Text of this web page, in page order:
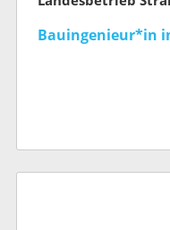
Bauingenieur*in